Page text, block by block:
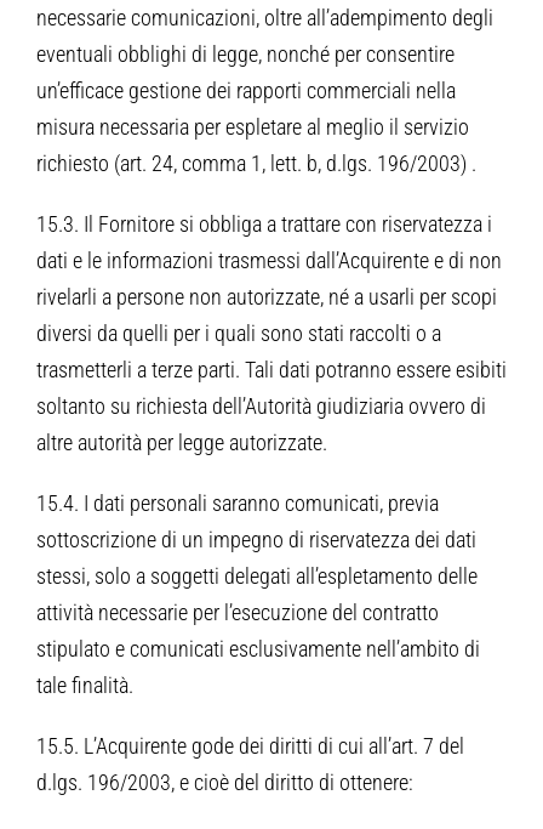
necessarie comunicazioni, oltre all’adempimento degli
eventuali obblighi di legge, nonché per consentire
un’efficace gestione dei rapporti commerciali nella
misura necessaria per espletare al meglio il servizio
richiesto (art. 24, comma 1, lett. b, d.lgs. 196/2003) .
15.3. Il Fornitore si obbliga a trattare con riservatezza i
dati e le informazioni trasmessi dall’Acquirente e di non
rivelarli a persone non autorizzate, né a usarli per scopi
diversi da quelli per i quali sono stati raccolti o a
trasmetterli a terze parti. Tali dati potranno essere esibiti
soltanto su richiesta dell’Autorità giudiziaria ovvero di
altre autorità per legge autorizzate.
15.4. I dati personali saranno comunicati, previa
sottoscrizione di un impegno di riservatezza dei dati
stessi, solo a soggetti delegati all’espletamento delle
attività necessarie per l’esecuzione del contratto
stipulato e comunicati esclusivamente nell’ambito di
tale finalità.
15.5. L’Acquirente gode dei diritti di cui all’art. 7 del
d.lgs. 196/2003, e cioè del diritto di ottenere: